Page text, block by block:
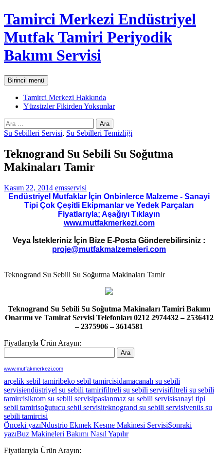
İçeriğe
atla
Tamirci Merkezi Endüstriyel
Mutfak Tamiri Periyodik
Bakımı Servisi
AraBirincil menü
Tamirci Merkezi Hakkında
Yüzsüzler Fikirden Yoksunlar
Arama:
Su Sebilleri Servisi, Su Sebilleri Temizliği
Teknogrand Su Sebili Su Soğutma
Makinaları Tamir
Kasım 22, 2014 emsservisi
Endüstriyel Mutfaklar İçin Onbinlerce Malzeme - Sanayi
Tipi Çok Çeşitli Ekipmanlar ve Yedek Parçaları
Fiyatlarıyla; Aşağıyı Tıklayın
www.mutfakmerkezi.com
Veya İstekleriniz İçin Bize E-Posta Gönderebilirsiniz :
proje@mutfakmalzemeleri.com
Teknogrand Su Sebili Su Soğutma Makinaları Tamir
Teknogrand Su Sebili Su Soğutma Makinaları Tamiri Bakımı
Onarımı ve Tamirat Servisi Telefonları 0212 2974432 – 2536412
– 2375906 – 3614581
Fiyatlarıyla Ürün Arayın:
www.mutfakmerkezi.com
arçelik sebil tamiribeko sebil tamircisidamacanalı su sebili
servisiendüstriyel su sebili tamirifiltreli su sebili servisifiltreli su sebili
tamircisikrom su sebili servisipaslanmaz su sebili servisisanayi tipi
sebil tamirisoğutucu sebil servisiteknogrand su sebili servisivenüs su
sebili tamircisi
Yazı
dolaşımı
Önceki yazıNdustrio Ekmek Kesme Makinesi ServisiSonraki
yazıBuz Makineleri Bakımı Nasıl Yapılır
Fiyatlarıyla Ürün Arayın: